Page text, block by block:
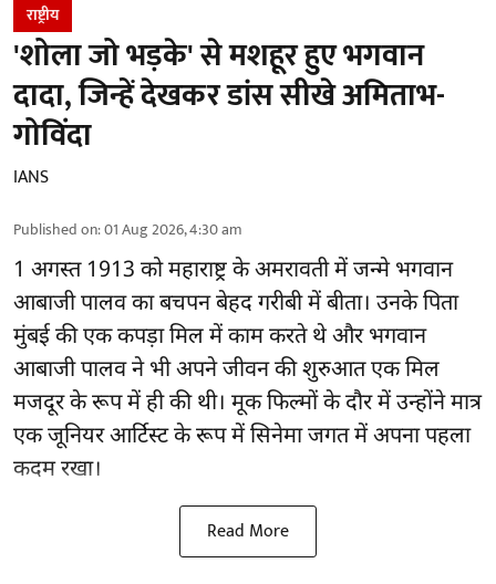
राष्ट्रीय
'शोला जो भड़के' से मशहूर हुए भगवान
दादा, जिन्हें देखकर डांस सीखे अमिताभ-
गोविंदा
IANS
Published on:01 Aug 2026, 4:30 am
1 अगस्त 1913 को महाराष्ट्र के अमरावती में जन्मे भगवान
आबाजी पालव का बचपन बेहद गरीबी में बीता। उनके पिता
मुंबई की एक कपड़ा मिल में काम करते थे और भगवान
आबाजी पालव ने भी अपने जीवन की शुरुआत एक मिल
मजदूर के रूप में ही की थी। मूक फिल्मों के दौर में उन्होंने मात्र
एक जूनियर आर्टिस्ट के रूप में सिनेमा जगत में अपना पहला
कदम रखा।
Read More